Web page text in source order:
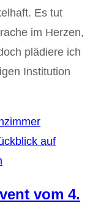
Es tut
im Herzen,
plädiere ich
Institution
vom 4.